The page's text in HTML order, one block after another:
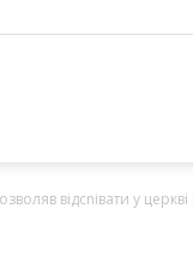
відсnівати у